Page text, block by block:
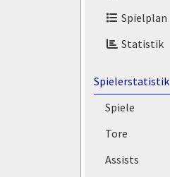
Spielplan
Statistik
Spielerstatistik
Spiele
Tore
Assists